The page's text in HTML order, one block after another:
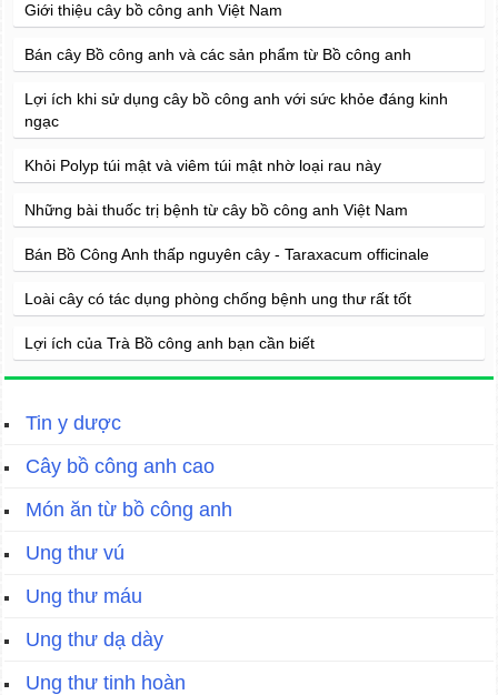
Giới thiệu cây bồ công anh Việt Nam
Bán cây Bồ công anh và các sản phẩm từ Bồ công anh
Lợi ích khi sử dụng cây bồ công anh với sức khỏe đáng kinh
ngạc
Khỏi Polyp túi mật và viêm túi mật nhờ loại rau này
Những bài thuốc trị bệnh từ cây bồ công anh Việt Nam
Bán Bồ Công Anh thấp nguyên cây - Taraxacum officinale
Loài cây có tác dụng phòng chống bệnh ung thư rất tốt
Lợi ích của Trà Bồ công anh bạn cần biết
Tin y dược
Cây bồ công anh cao
Món ăn từ bồ công anh
Ung thư vú
Ung thư máu
Ung thư dạ dày
Ung thư tinh hoàn